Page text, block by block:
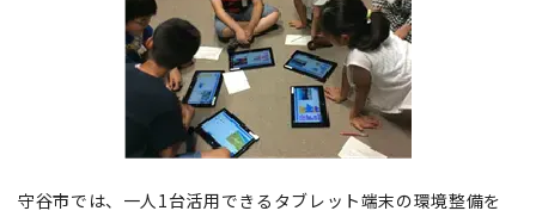
守谷市では、一人1台活用できるタブレット端末の環境整備を